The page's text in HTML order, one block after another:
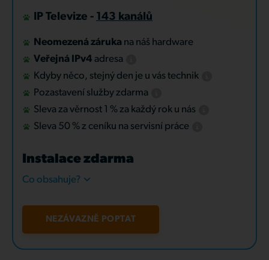
IP Televize - 143 kanálů
Neomezená záruka na náš hardware
Veřejná IPv4 adresa
Kdyby něco, stejný den je u vás technik
Pozastavení služby zdarma
Sleva za věrnost 1 % za každý rok u nás
Sleva 50 % z ceníku na servisní práce
Instalace zdarma
Co obsahuje?
NEZÁVAZNĚ POPTAT